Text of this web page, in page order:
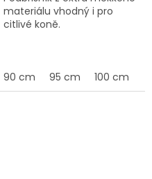
cm 70 cm 75 cm 80
materiálu vhodný i pro
citlivé koně.
90 cm 95 cm 100 cm